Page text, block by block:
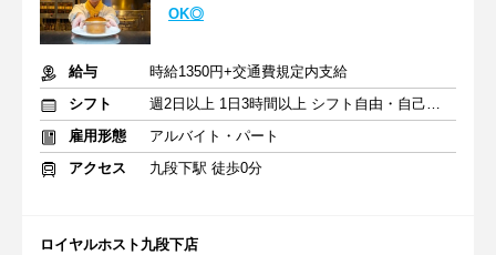
OK◎
給与
時給1350円+交通費規定内支給
シフト
週2日以上 1日3時間以上 シフト自由・自己申告
雇用形態
アルバイト・パート
アクセス
九段下駅 徒歩0分
ロイヤルホスト九段下店